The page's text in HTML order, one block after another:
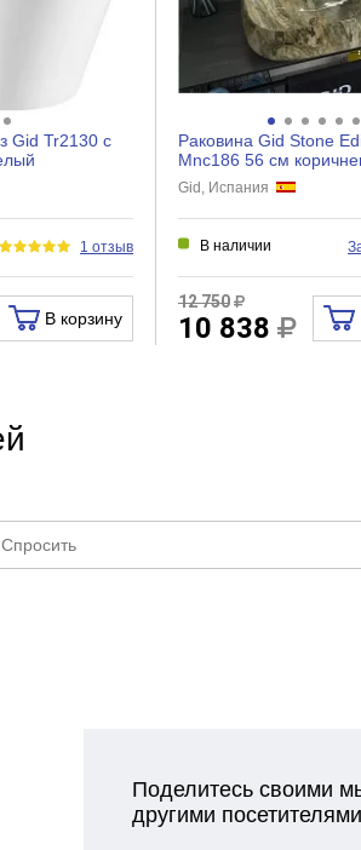
Gid Tr2130 с
1 отзыв
В корзину
Раковина Gid Stone
Mnc186 56 см
Gid, Испания
В наличии
12 750
10 838
Поделитесь своими
другими посетителями